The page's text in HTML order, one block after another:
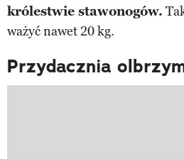
królestwie stawonogów.
ważyć nawet 20 kg.
Przydacznia